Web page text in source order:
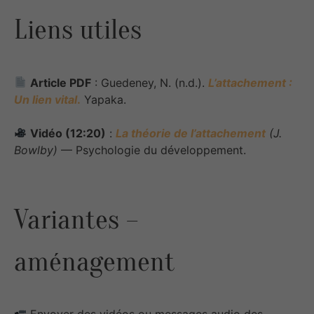
Liens utiles
Article PDF : Guedeney, N. (n.d.).L’attachement :
Un lien vital. Yapaka.
Vidéo (12:20) :La théorie de l’attachement (J.
Bowlby) — Psychologie du développement.
Variantes –
aménagement